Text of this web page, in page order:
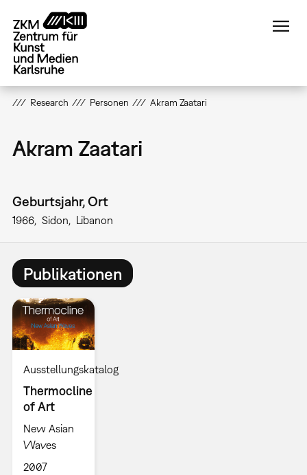
zum
Inhalt
Research Personen Akram Zaatari
Akram Zaatari
Geburtsjahr, Ort
1966 Sidon Libanon
Publikationen
Ausstellungskatalog
Thermocline
of Art
New Asian
Waves
2007